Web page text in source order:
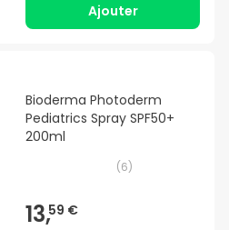
Ajouter
Bioderma Photoderm
Pediatrics Spray SPF50+
200ml
(6)
13,59 €